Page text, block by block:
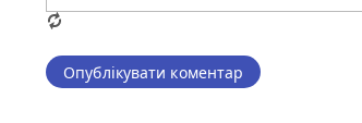
Опублікувати коментар